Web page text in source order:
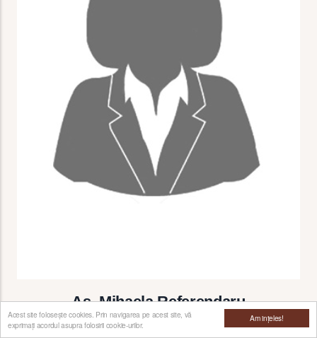
Am ințeles!
Acest site folosește cookies. Prin navigarea pe acest site, vă
exprimați acordul asupra folosirii cookie-urilor.
As. Mihaela Referendaru
Asistent medical Stomatologie/Radiologie